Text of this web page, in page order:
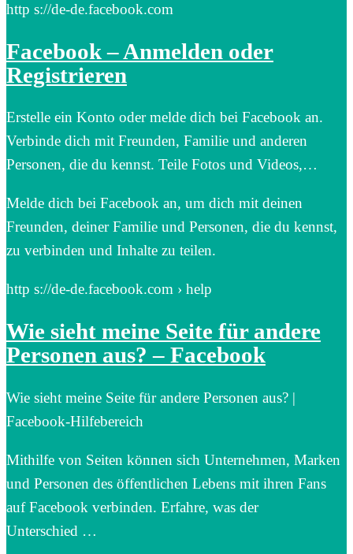
http s://de-de.facebook.com
Facebook – Anmelden oder
Registrieren
Erstelle ein Konto oder melde dich bei Facebook an.
Verbinde dich mit Freunden, Familie und anderen
Personen, die du kennst. Teile Fotos und Videos,…
Melde dich bei Facebook an, um dich mit deinen
Freunden, deiner Familie und Personen, die du kennst,
zu verbinden und Inhalte zu teilen.
http s://de-de.facebook.com › help
Wie sieht meine Seite für andere
Personen aus? – Facebook
Wie sieht meine Seite für andere Personen aus? |
Facebook-Hilfebereich
Mithilfe von Seiten können sich Unternehmen, Marken
und Personen des öffentlichen Lebens mit ihren Fans
auf Facebook verbinden. Erfahre, was der
Unterschied …